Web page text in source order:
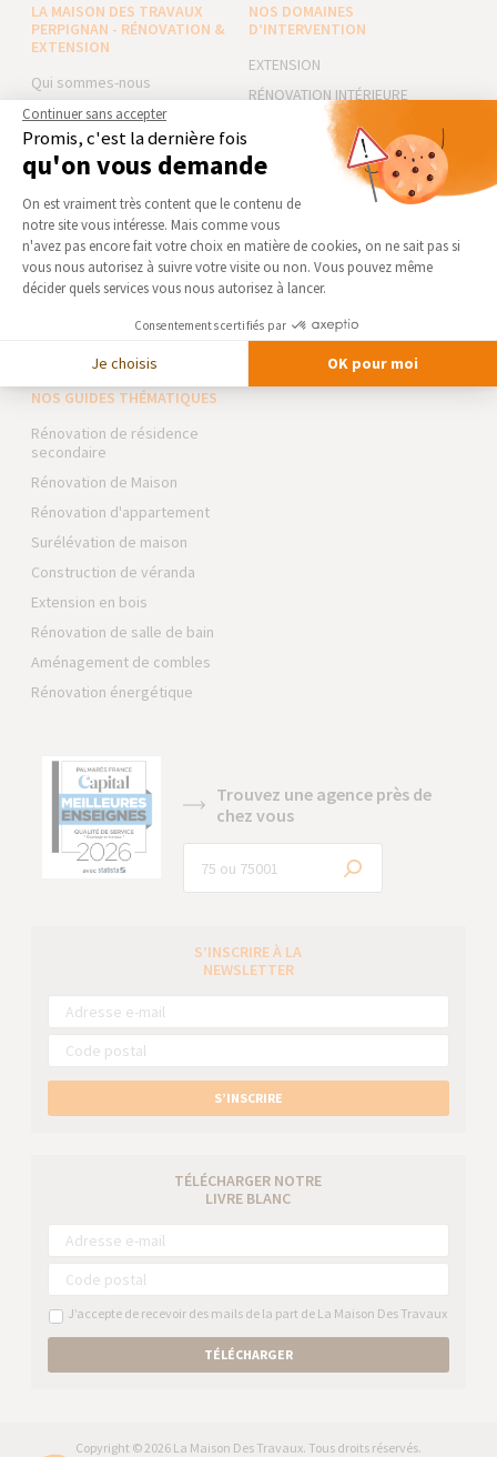
LA MAISON DES TRAVAUX
PERPIGNAN - RÉNOVATION &
EXTENSION
Qui sommes-nous
Actualités
Notre charte qualité
Partenaires
Trouver une agence
Devenir franchisé
Foire aux Questions
Conditions générales
NOS DOMAINES
D’INTERVENTION
EXTENSION
RÉNOVATION INTÉRIEURE
TRAVAUX EXTÉRIEURS
NOS PARTENAIRES
La Maison des Architectes
Expert Bricolage
Intégrer notre réseau
NOS GUIDES THÉMATIQUES
Rénovation de résidence
secondaire
Rénovation de Maison
Rénovation d'appartement
Surélévation de maison
Construction de véranda
Extension en bois
Rénovation de salle de bain
Aménagement de combles
Rénovation énergétique
Trouvez une agence près de
chez vous
S’INSCRIRE À LA
NEWSLETTER
S’INSCRIRE
TÉLÉCHARGER NOTRE
LIVRE BLANC
J’accepte de recevoir des mails de la part de La Maison Des Travaux
TÉLÉCHARGER
Copyright © 2026 La Maison Des Travaux. Tous droits réservés.
Continuer sans accepter
Promis, c'est la dernière fois
qu'on vous demande
Plateforme de Gestion du
On est vraiment très content que le contenu de
notre site vous intéresse. Mais comme vous
n'avez pas encore fait votre choix en matière de cookies, on ne sait pas si
vous nous autorisez à suivre votre visite ou non. Vous pouvez même
décider quels services vous nous autorisez à lancer.
Consentements certifiés par
Je choisis OK pour moi
Axeptio consent